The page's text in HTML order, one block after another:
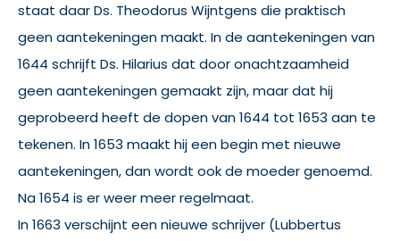
staat daar Ds. Theodorus Wijntgens die praktisch
geen aantekeningen maakt. In de aantekeningen van
1644 schrijft Ds. Hilarius dat door onachtzaamheid
geen aantekeningen gemaakt zijn, maar dat hij
geprobeerd heeft de dopen van 1644 tot 1653 aan te
tekenen. In 1653 maakt hij een begin met nieuwe
aantekeningen, dan wordt ook de moeder genoemd.
Na 1654 is er weer meer regelmaat.
In 1663 verschijnt een nieuwe schrijver (Lubbertus